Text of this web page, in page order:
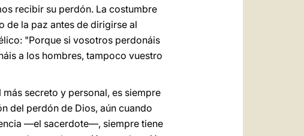
recibir su perdón. La costumbre
de la paz antes de dirigirse al
"Porque si vosotros perdonáis
a los hombres, tampoco vuestro
secreto y personal, es siempre
del perdón de Dios, aún cuando
—el sacerdote—, siempre tiene